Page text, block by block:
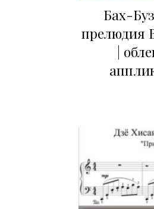
Бах-
прелюдия
|